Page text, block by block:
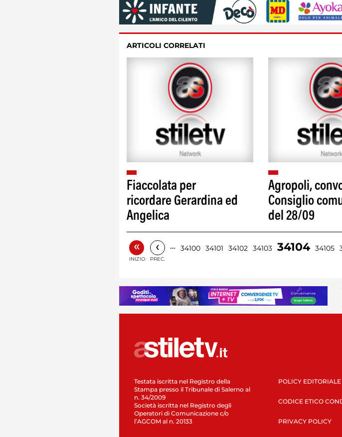
ARTICOLI CORRELATI
Fiaccolata per
ricordare Gerardina ed
Angelica
Agropoli,
Consiglio
del 28/09
«
INIZIO
‹
PREC.
… 34100 34101 34102 34103 34104 34105
Testata iscritta nel Registro della
Stampa presso il Tribunale di Salerno al
n. 34/2009
Società iscritta nel Registro degli
Operatori di Comunicazione c/o
l’AGCOM al n. 20133
POLICY EDITORIALE
CODICE ETICO
PRIVACY POLICY